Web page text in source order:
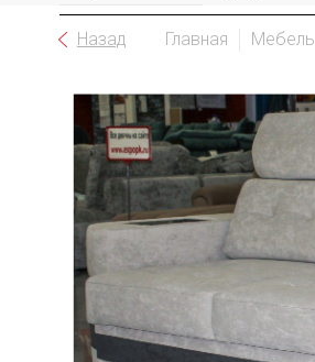
Назад Главная Мебель